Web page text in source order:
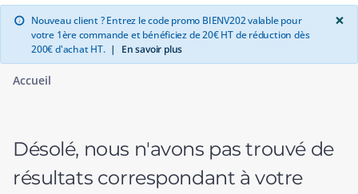
info Nouveau client ? Entrez le code promo BIENV202 valable pour
votre 1ère commande et bénéficiez de 20€ HT de réduction dès
200€ d'achat HT. | En savoir plus
×
Accueil
Désolé, nous n'avons pas trouvé de
résultats correspondant à votre